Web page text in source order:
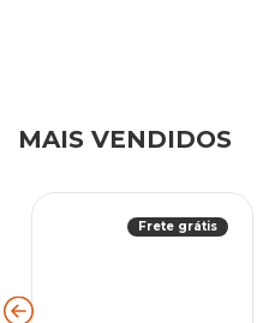
MAIS VENDIDOS
Frete grátis